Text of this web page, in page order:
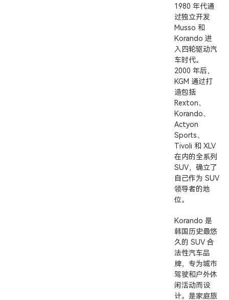
1980 年代通
过独立开发
Musso 和
Korando 进
入四轮驱动汽
车时代。
2000 年后，
KGM 通过打
造包括
Rexton、
Korando、
Actyon
Sports、
Tivoli 和 XLV
在内的全系列
SUV，确立了
自己作为 SUV
领导者的地
位。
Korando 是
韩国历史最悠
久的 SUV 合
法性汽车品
牌，专为城市
驾驶和户外休
闲活动而设
计。是家庭旅